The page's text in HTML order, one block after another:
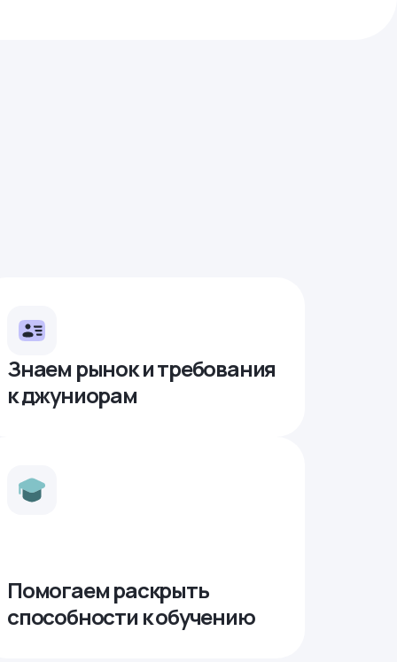
Знаем рынок и требования
к джуниорам
Помогаем раскрыть
способности к обучению